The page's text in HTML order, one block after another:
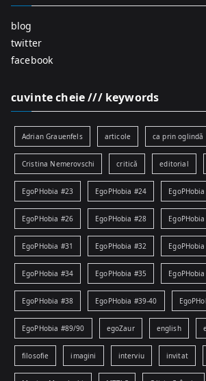
blog
twitter
facebook
cuvinte cheie /// keywords
Adrian Grauenfels articole ca prin oglindă
Cristina Nemerovschi critică editorial
EgoPHobia #23 EgoPHobia #24
EgoPHobia #26 EgoPHobia #28
EgoPHobia #31 EgoPHobia #32
EgoPHobia #34 EgoPHobia #35
EgoPHobia #38 EgoPHobia #39-40
EgoPHobia #89/90 egoZaur english
filosofie imagini interviu invitat